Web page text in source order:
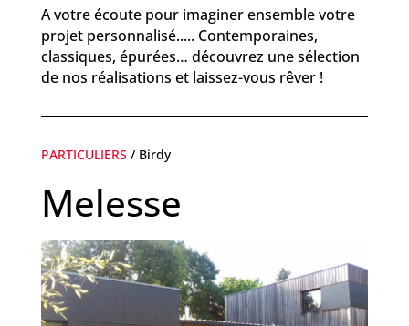
A votre écoute pour imaginer ensemble votre
projet personnalisé..... Contemporaines,
classiques, épurées… découvrez une sélection
de nos réalisations et laissez-vous rêver !
PARTICULIERS / Birdy
Melesse